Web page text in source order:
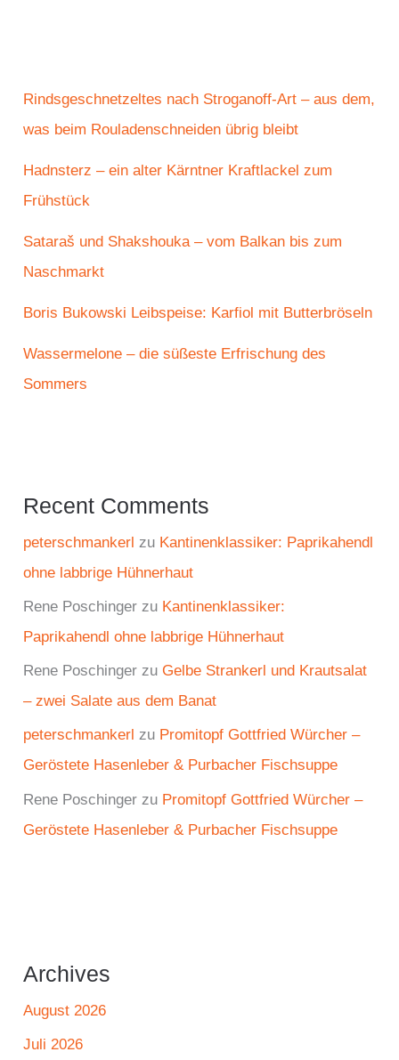
Rindsgeschnetzeltes nach Stroganoff-Art – aus dem,
was beim Rouladenschneiden übrig bleibt
Hadnsterz – ein alter Kärntner Kraftlackel zum
Frühstück
Sataraš und Shakshouka – vom Balkan bis zum
Naschmarkt
Boris Bukowski Leibspeise: Karfiol mit Butterbröseln
Wassermelone – die süßeste Erfrischung des
Sommers
Recent Comments
peterschmankerl zu Kantinenklassiker: Paprikahendl
ohne labbrige Hühnerhaut
Rene Poschinger zu Kantinenklassiker:
Paprikahendl ohne labbrige Hühnerhaut
Rene Poschinger zuGelbe Strankerl und Krautsalat
– zwei Salate aus dem Banat
peterschmankerl zu Promitopf Gottfried Würcher –
Geröstete Hasenleber & Purbacher Fischsuppe
Rene Poschinger zu Promitopf Gottfried Würcher –
Geröstete Hasenleber & Purbacher Fischsuppe
Archives
August 2026
Juli 2026